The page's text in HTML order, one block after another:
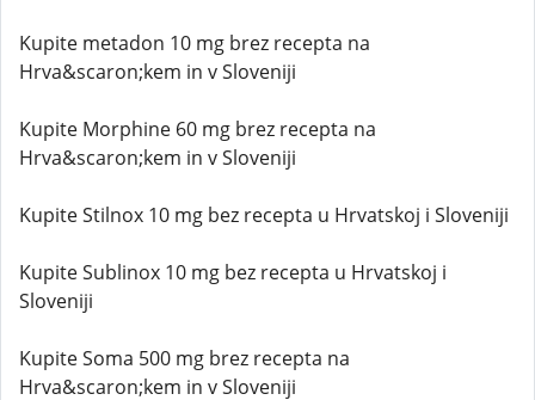
Kupite metadon 10 mg brez recepta na
Hrva&scaron;kem in v Sloveniji
Kupite Morphine 60 mg brez recepta na
Hrva&scaron;kem in v Sloveniji
Kupite Stilnox 10 mg bez recepta u Hrvatskoj i Sloveniji
Kupite Sublinox 10 mg bez recepta u Hrvatskoj i
Sloveniji
Kupite Soma 500 mg brez recepta na
Hrva&scaron;kem in v Sloveniji